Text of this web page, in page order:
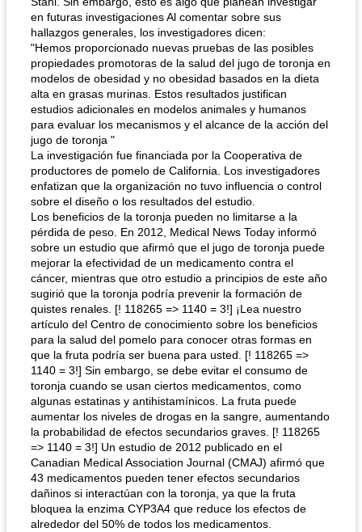
en futuras investigaciones Al comentar sobre sus
hallazgos generales, los investigadores dicen:
"Hemos proporcionado nuevas pruebas de las posibles
propiedades promotoras de la salud del jugo de toronja en
modelos de obesidad y no obesidad basados ​​en la dieta
alta en grasas murinas. Estos resultados justifican
estudios adicionales en modelos animales y humanos
para evaluar los mecanismos y el alcance de la acción del
jugo de toronja "
La investigación fue financiada por la Cooperativa de
productores de pomelo de California. Los investigadores
enfatizan que la organización no tuvo influencia o control
sobre el diseño o los resultados del estudio.
Los beneficios de la toronja pueden no limitarse a la
pérdida de peso. En 2012, Medical News Today informó
sobre un estudio que afirmó que el jugo de toronja puede
mejorar la efectividad de un medicamento contra el
cáncer, mientras que otro estudio a principios de este año
sugirió que la toronja podría prevenir la formación de
quistes renales. [! 118265 => 1140 = 3!] ¡Lea nuestro
artículo del Centro de conocimiento sobre los beneficios
para la salud del pomelo para conocer otras formas en
que la fruta podría ser buena para usted. [! 118265 =>
1140 = 3!] Sin embargo, se debe evitar el consumo de
toronja cuando se usan ciertos medicamentos, como
algunas estatinas y antihistamínicos. La fruta puede
aumentar los niveles de drogas en la sangre, aumentando
la probabilidad de efectos secundarios graves. [! 118265
=> 1140 = 3!] Un estudio de 2012 publicado en el
Canadian Medical Association Journal (CMAJ) afirmó que
43 medicamentos pueden tener efectos secundarios
dañinos si interactúan con la toronja, ya que la fruta
bloquea la enzima CYP3A4 que reduce los efectos de
alrededor del 50% de todos los medicamentos.